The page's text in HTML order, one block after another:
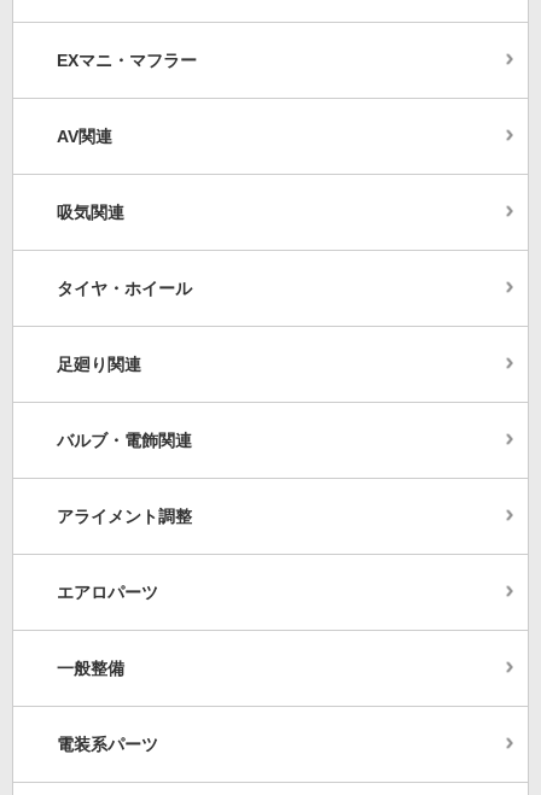
EXマニ・マフラー
AV関連
吸気関連
タイヤ・ホイール
足廻り関連
バルブ・電飾関連
アライメント調整
エアロパーツ
一般整備
電装系パーツ